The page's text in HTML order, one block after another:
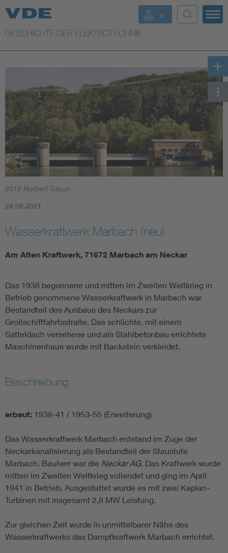
Top Themen
Weitere Themen
2012 Norbert Gilson
24.08.2021
Wasserkraftwerk Marbach (neu)
Am Alten Kraftwerk, 71672 Marbach am Neckar
Das 1938 begonnene und mitten im Zweiten Weltkrieg in
Betrieb genommene Wasserkraftwerk in Marbach war
Bestandteil des Ausbaus des Neckars zur
Großschifffahrtsstraße. Das schlichte, mit einem
Satteldach versehene und als Stahlbetonbau errichtete
Maschinenhaus wurde mit Backstein verkleidet.
Beschreibung
erbaut: 1938-41 / 1953-55 (Erweiterung)
Das Wasserkraftwerk Marbach entstand im Zuge der
Neckarkanalisierung als Bestandteil der Staustufe
Marbach. Bauherr war die Neckar AG. Das Kraftwerk wurde
mitten im Zweiten Weltkrieg vollendet und ging im April
1941 in Betrieb. Ausgestattet wurde es mit zwei Kaplan-
Turbinen mit insgesamt 2,8 MW Leistung.
Zur gleichen Zeit wurde in unmittelbarer Nähe des
Wasserkraftwerks das Dampfkraftwerk Marbach errichtet.